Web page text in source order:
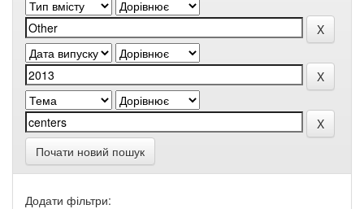
Почати новий пошук
Додати фільтри: